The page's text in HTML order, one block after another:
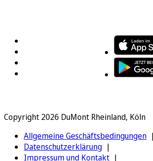
Copyright 2026 DuMont Rheinland, Köln
Allgemeine Geschäftsbedingungen
Datenschutzerklärung
Impressum und Kontakt